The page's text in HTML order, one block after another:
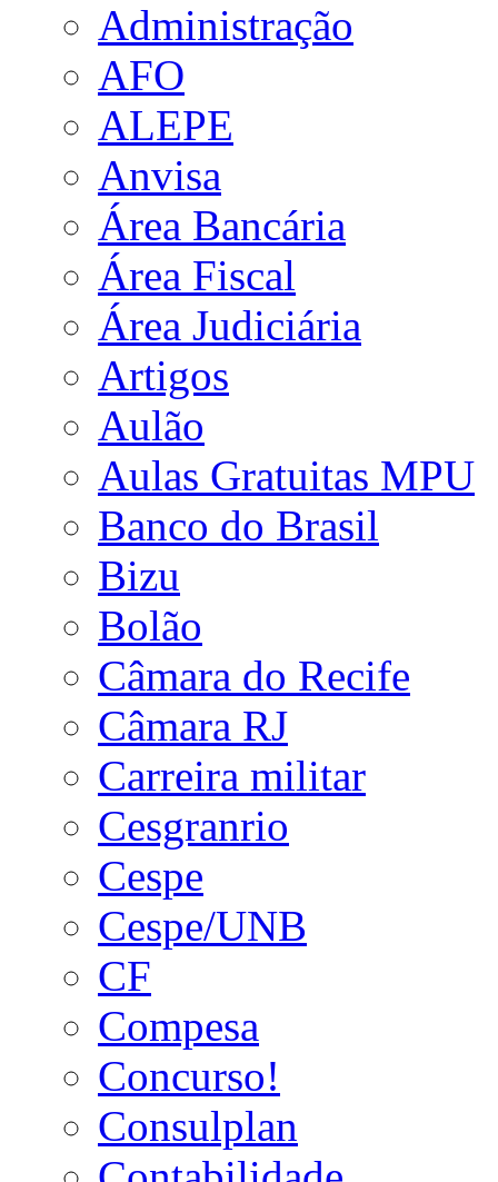
Administração
AFO
ALEPE
Anvisa
Área Bancária
Área Fiscal
Área Judiciária
Artigos
Aulão
Aulas Gratuitas MPU
Banco do Brasil
Bizu
Bolão
Câmara do Recife
Câmara RJ
Carreira militar
Cesgranrio
Cespe
Cespe/UNB
CF
Compesa
Concurso!
Consulplan